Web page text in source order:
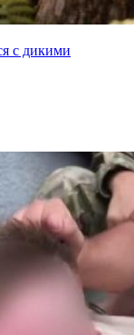
с дикими